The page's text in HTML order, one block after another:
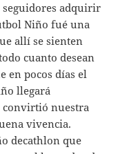
adquirir
Niño fué una
allí se sienten
cuanto desean
en pocos días el
llegará
convirtió nuestra
vivencia.
decathlon que